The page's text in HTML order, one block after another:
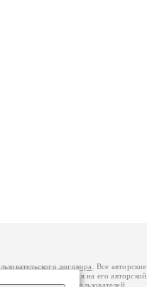
договора
. Все авторские
вы можете обратиться на его авторской
Федерации. Данные пользователей